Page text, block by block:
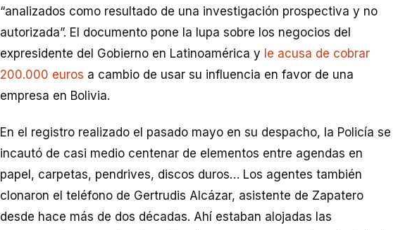
“analizados como resultado de una investigación prospectiva y no
autorizada”. El documento pone la lupa sobre los negocios del
expresidente del Gobierno en Latinoamérica y le acusa de cobrar
200.000 euros a cambio de usar su influencia en favor de una
empresa en Bolivia.
En el registro realizado el pasado mayo en su despacho, la Policía se
incautó de casi medio centenar de elementos entre agendas en
papel, carpetas, pendrives, discos duros… Los agentes también
clonaron el teléfono de Gertrudis Alcázar, asistente de Zapatero
desde hace más de dos décadas. Ahí estaban alojadas las